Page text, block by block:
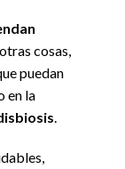
cosas,
puedan
en la